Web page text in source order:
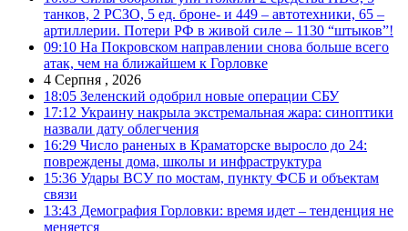
танков, 2 РСЗО, 5 ед. броне- и 449 – автотехники, 65 –
артиллерии. Потери РФ в живой силе – 1130 “штыков”!
09:10 На Покровском направлении снова больше всего
атак, чем на ближайшем к Горловке
4 Серпня , 2026
18:05 Зеленский одобрил новые операции СБУ
17:12 Украину накрыла экстремальная жара: синоптики
назвали дату облегчения
16:29 Число раненых в Краматорске выросло до 24:
повреждены дома, школы и инфраструктура
15:36 Удары ВСУ по мостам, пункту ФСБ и объектам
связи
13:43 Демография Горловки: время идет – тенденция не
меняется